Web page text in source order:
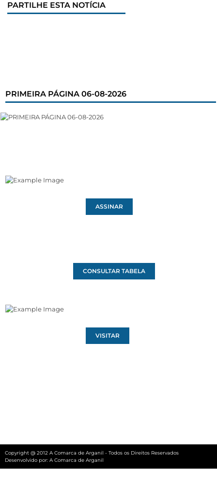
PARTILHE ESTA NOTÍCIA
PRIMEIRA PÁGINA 06-08-2026
ASSINAR
CONSULTAR TABELA
VISITAR
Copyright @ 2012 A Comarca de Arganil - Todos os Direitos Reservados
Desenvolvido por: A Comarca de Arganil